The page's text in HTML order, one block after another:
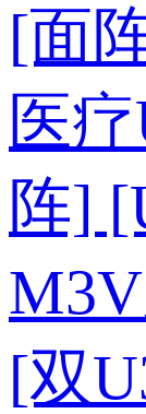
[面
医
阵]
[双